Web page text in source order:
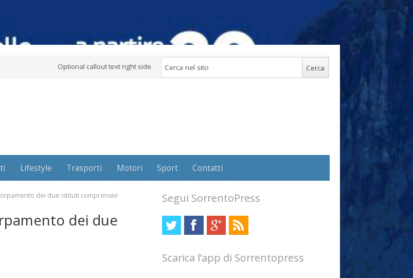
Optional callout text right side.
Lifestyle Trasporti Motori Sport Contatti
dei due istituti comprensivi
dei due
Segui SorrentoPress
Scarica l’app di Sorrentopress